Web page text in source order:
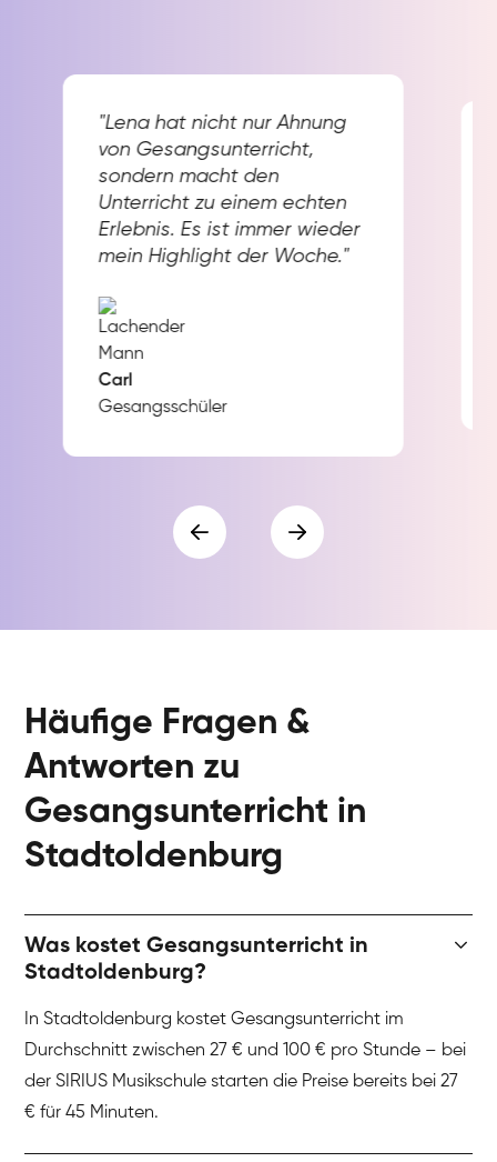
"Lena hat nicht nur Ahnung
von Gesangsunterricht,
sondern macht den
Unterricht zu einem echten
Erlebnis. Es ist immer wieder
mein Highlight der Woche."
Carl
Gesangsschüler
Häufige Fragen &
Antworten zu
Gesangsunterricht in
Stadtoldenburg
Was kostet Gesangsunterricht in
Stadtoldenburg?
In Stadtoldenburg kostet Gesangsunterricht im
Durchschnitt zwischen 27 € und 100 € pro Stunde – bei
der SIRIUS Musikschule starten die Preise bereits bei 27
€ für 45 Minuten.